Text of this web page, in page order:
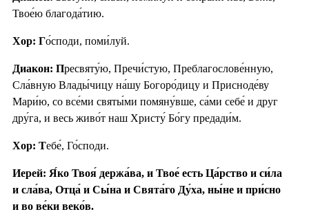
Твое́ю благода́тию.
Хор: Го́споди, поми́луй.
Диакон: Пресвяту́ю, Пречи́стую, Преблагослове́нную,
Сла́вную Влады́чицу на́шу Богоро́дицу и Присноде́ву
Мари́ю, со все́ми святы́ми помяну́вше, са́ми себе́ и друг
дру́га, и весь живо́т наш Христу́ Бо́гу предади́м.
Хор: Тебе́, Го́споди.
Иерей: Я́ко Твоя́ держа́ва, и Твое́ есть Ца́рство и си́ла
и сла́ва, Отца́ и Сы́на и Свята́го Ду́ха, ны́не и при́сно
и во ве́ки веко́в.